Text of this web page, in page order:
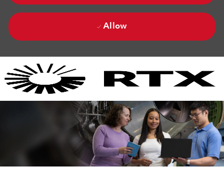
Allow